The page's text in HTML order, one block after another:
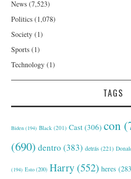
News (7,523)
Politics (1,078)
Society (1)
Sports (1)
Technology (1)
TAGS
Biden (194) Black (201) Cast (306) con
(690) dentro (383) detrás (221)
(194) Esto (200) Harry (552) heres